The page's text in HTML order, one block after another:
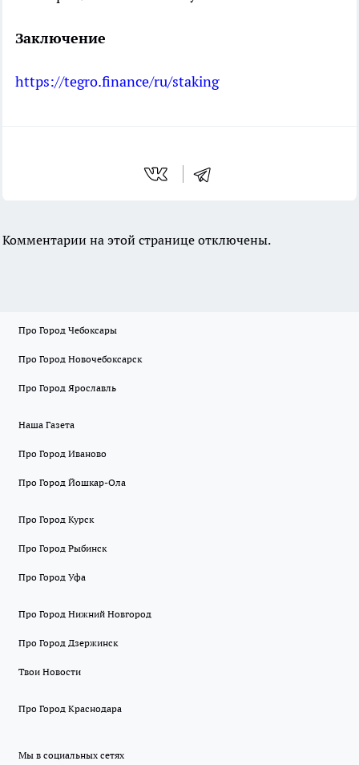
Заключение
https://tegro.finance/ru/staking
Комментарии на этой странице отключены.
Про Город Чебоксары
Про Город Новочебоксарск
Про Город Ярославль
Наша Газета
Про Город Иваново
Про Город Йошкар-Ола
Про Город Курск
Про Город Рыбинск
Про Город Уфа
Про Город Нижний Новгород
Про Город Дзержинск
Твои Новости
Про Город Краснодара
Мы в социальных сетях